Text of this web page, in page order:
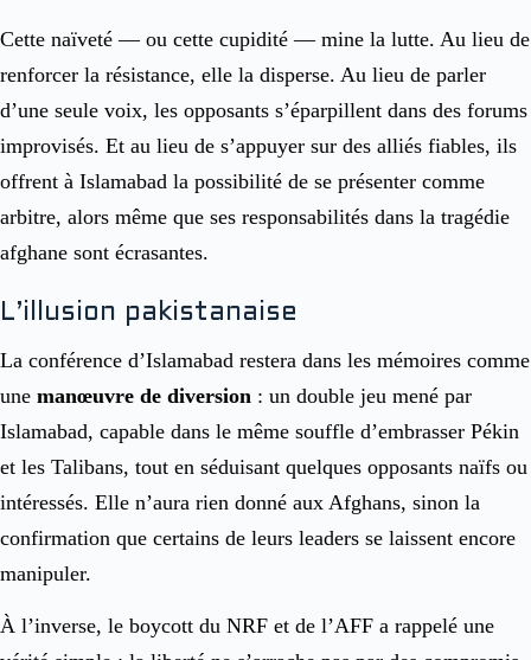
Cette naïveté — ou cette cupidité — mine la lutte. Au lieu de
renforcer la résistance, elle la disperse. Au lieu de parler
d’une seule voix, les opposants s’éparpillent dans des forums
improvisés. Et au lieu de s’appuyer sur des alliés fiables, ils
offrent à Islamabad la possibilité de se présenter comme
arbitre, alors même que ses responsabilités dans la tragédie
afghane sont écrasantes.
L’illusion pakistanaise
La conférence d’Islamabad restera dans les mémoires comme
une manœuvre de diversion : un double jeu mené par
Islamabad, capable dans le même souffle d’embrasser Pékin
et les Talibans, tout en séduisant quelques opposants naïfs ou
intéressés. Elle n’aura rien donné aux Afghans, sinon la
confirmation que certains de leurs leaders se laissent encore
manipuler.
À l’inverse, le boycott du NRF et de l’AFF a rappelé une